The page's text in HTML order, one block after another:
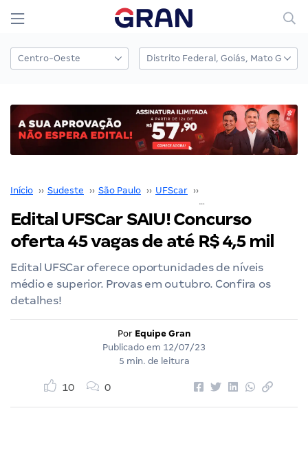
Início ›› Sudeste ›› São Paulo ›› UFScar ››
Edital UFSCar SAIU! Concurso
oferta 45 vagas de até R$ 4,5 mil
Edital UFSCar oferece oportunidades de níveis
médio e superior. Provas em outubro. Confira os
detalhes!
Por Equipe Gran
Publicado em 12/07/23
5 min. de leitura
10 0